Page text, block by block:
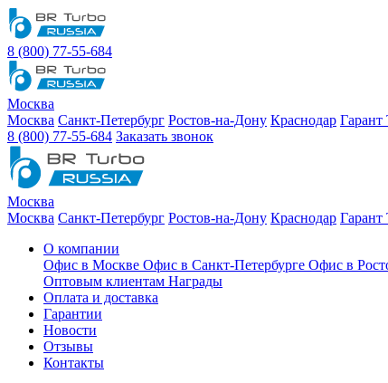
8 (800) 77-55-684
Москва
Москва Санкт-Петербург Ростов-на-Дону Краснодар Гарант
8 (800) 77-55-684 Заказать звонок
Москва
Москва Санкт-Петербург Ростов-на-Дону Краснодар Гарант
О компании
Офис в Москве Офис в Санкт-Петербурге Офис в
Оптовым клиентам Награды
Оплата и доставка
Гарантии
Новости
Отзывы
Контакты